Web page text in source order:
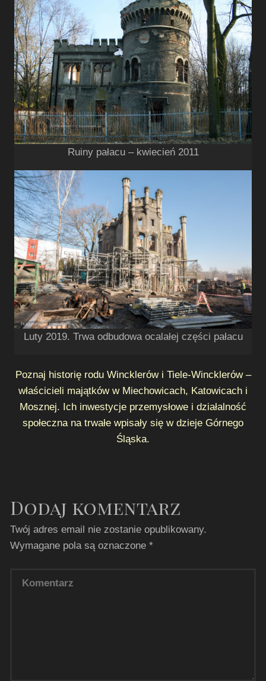
Ruiny pałacu – kwiecień 2011
Luty 2019. Trwa odbudowa ocalałej części pałacu
Poznaj historię rodu Wincklerów i Tiele-Wincklerów –
właścicieli majątków w Miechowicach, Katowicach i
Mosznej. Ich inwestycje przemysłowe i działalność
społeczna na trwałe wpisały się w dzieje Górnego
Śląska.
Dodaj komentarz
Twój adres email nie zostanie opublikowany.
Wymagane pola są oznaczone*